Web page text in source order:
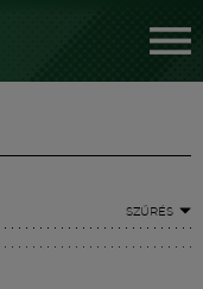
SZŰRÉS